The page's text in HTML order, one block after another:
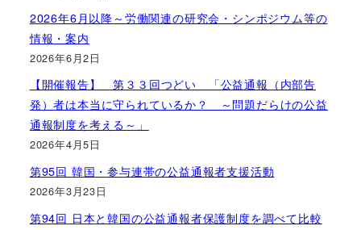
2026年6月以降～労働関連の研究会・シンポジウム等の
情報・案内
2026年6月2日
【開催報告】 第３３回つどい 「公益通報（内部告
発）者は本当に守られているか？ ～問題だらけの公益
通報制度を考える～」
2026年4月5日
第95回 韓国・参与連帯の公益通報者支援活動
2026年3月23日
第94回 日本と韓国の公益通報者保護制度を調べて比較